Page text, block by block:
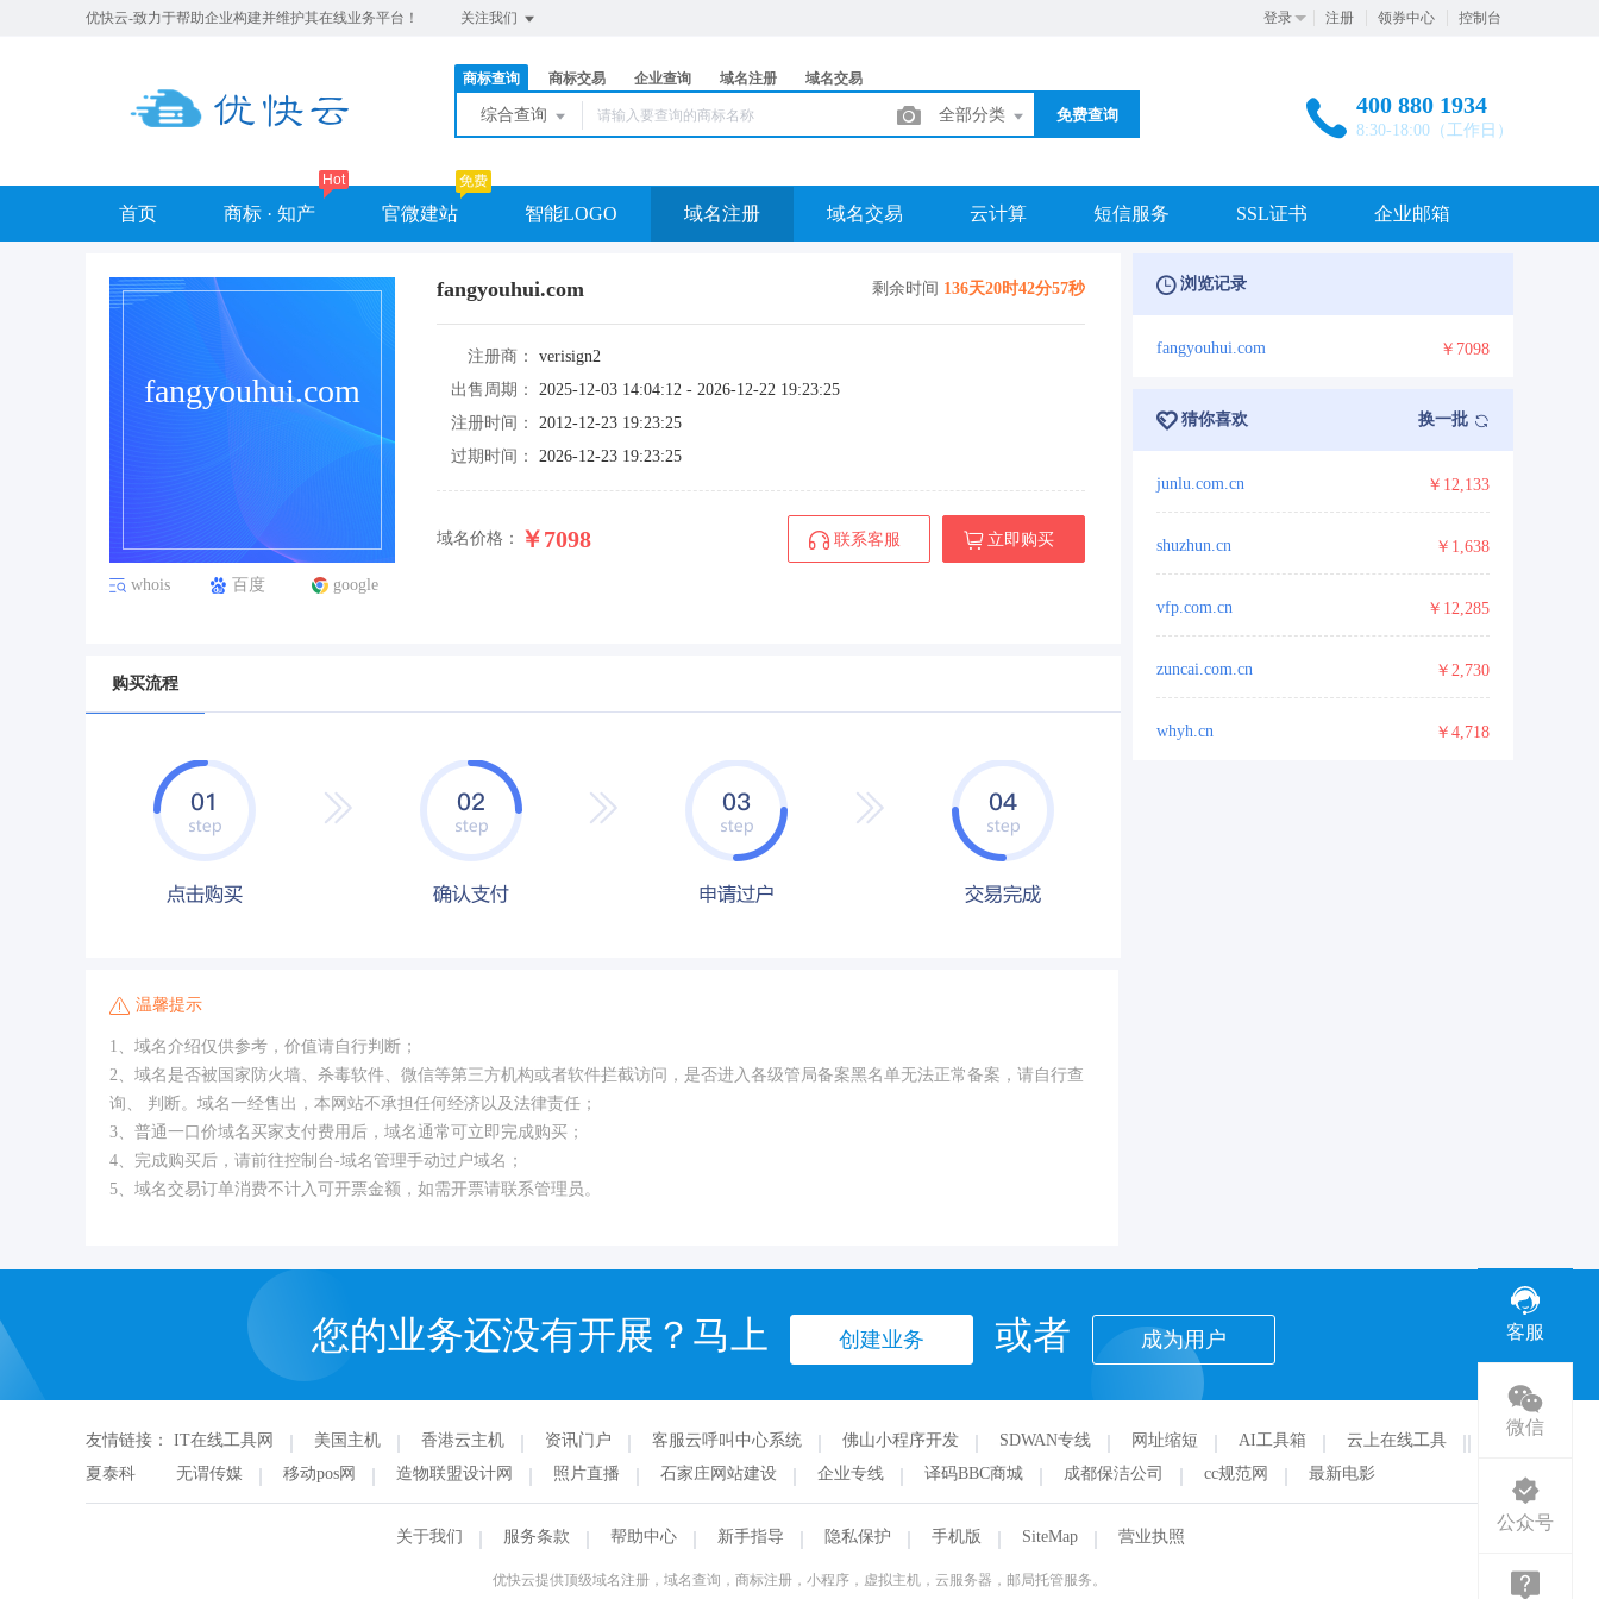
优快云-致力于帮助企业构建并维护其在线业务平台！ 关注我们 登录 注册 领券中心 控制台
商标查询 商标交易 企业查询 域名注册 域名交易
综合查询 全部分类 免费查询 400 880 1934
8:30-18:00（工作日）
首页 商标 · 知产
Hot
官微建站
免费
智能LOGO 域名注册 域名交易 云计算 短信服务 SSL证书 企业邮箱
fangyouhui.com
whois 百度 google
fangyouhui.com 剩余时间 136天20时42分57秒
注册商：
verisign2
出售周期：
2025-12-03 14:04:12 - 2026-12-22 19:23:25
注册时间：
2012-12-23 19:23:25
过期时间：
2026-12-23 19:23:25
域名价格： ￥7098 立即购买
联系客服
购买流程
温馨提示
1、域名介绍仅供参考，价值请自行判断；
2、域名是否被国家防火墙、杀毒软件、微信等第三方机构或者软件拦截访问，是否进入各级管局备案黑名单无法正常备案，请自行查
询、 判断。域名一经售出，本网站不承担任何经济以及法律责任；
3、普通一口价域名买家支付费用后，域名通常可立即完成购买；
4、完成购买后，请前往控制台-域名管理手动过户域名；
5、域名交易订单消费不计入可开票金额，如需开票请联系管理员。
浏览记录
fangyouhui.com ￥7098
猜你喜欢 换一批
junlu.com.cn ￥12,133
shuzhun.cn ￥1,638
vfp.com.cn ￥12,285
zuncai.com.cn ￥2,730
whyh.cn ￥4,718
您的业务还没有开展？马上 创建业务 或者 成为用户
友情链接： IT在线工具网 美国主机 香港云主机 资讯门户 客服云呼叫中心系统 佛山小程序开发 SDWAN专线 网址缩短 AI工具箱 云上在线工具
夏泰科
无谓传媒 移动pos网 造物联盟设计网 照片直播 石家庄网站建设 企业专线 译码BBC商城 成都保洁公司 cc规范网 最新电影
关于我们 服务条款 帮助中心 新手指导 隐私保护 手机版 SiteMap 营业执照
优快云提供顶级域名注册，域名查询，商标注册，小程序，虚拟主机，云服务器，邮局托管服务。
客服
微信
公众号